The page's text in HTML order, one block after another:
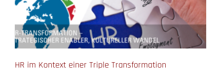
HR im Kontext einer Triple Transformation